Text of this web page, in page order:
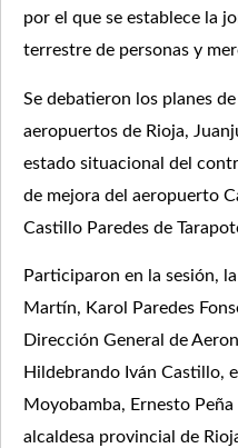
por el que se establece la
terrestre de personas y
Se debatieron los planes
aeropuertos de Rioja,
estado situacional del
de mejora del aeropuerto
Castillo Paredes de
Participaron en la sesión,
Martín, Karol Paredes
Dirección General de
Hildebrando Iván Castillo,
Moyobamba, Ernesto
alcaldesa provincial de